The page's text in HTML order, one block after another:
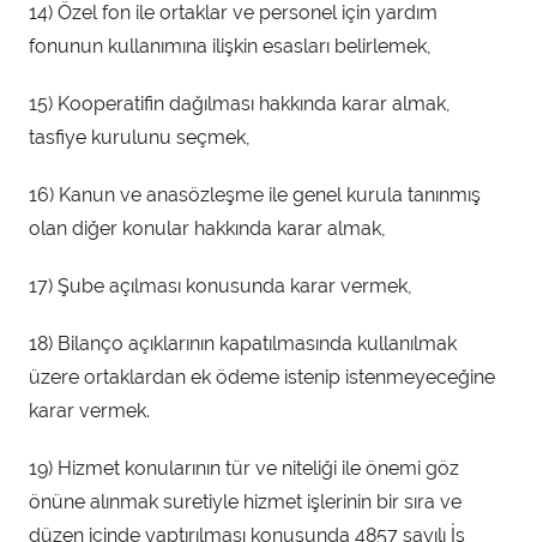
14) Özel fon ile ortaklar ve personel için yardım
fonunun kullanımına ilişkin esasları belirlemek,
15) Kooperatifin dağılması hakkında karar almak,
tasfiye kurulunu seçmek,
16) Kanun ve anasözleşme ile genel kurula tanınmış
olan diğer konular hakkında karar almak,
17) Şube açılması konusunda karar vermek,
18) Bilanço açıklarının kapatılmasında kullanılmak
üzere ortaklardan ek ödeme istenip istenmeyeceğine
karar vermek.
19) Hizmet konularının tür ve niteliği ile önemi göz
önüne alınmak suretiyle hizmet işlerinin bir sıra ve
düzen içinde yaptırılması konusunda 4857 sayılı İş